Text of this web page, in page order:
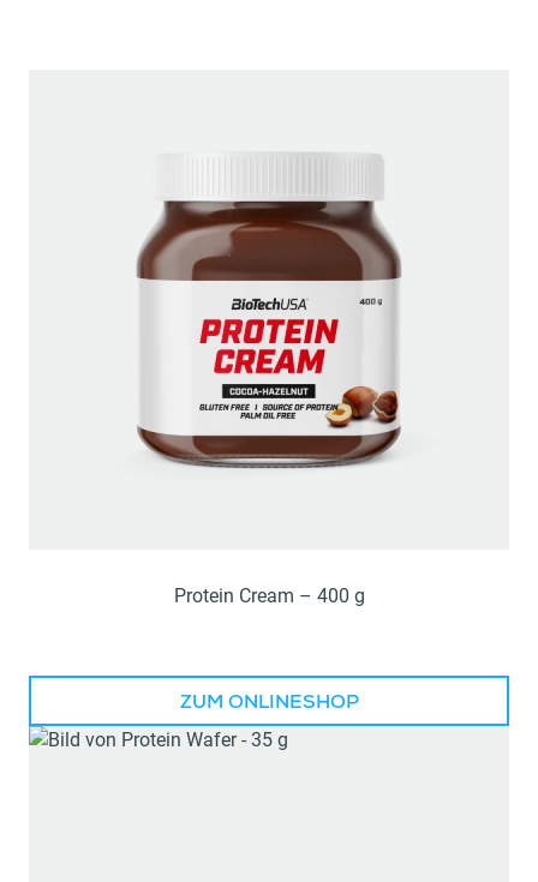
Protein Cream – 400 g
ZUM ONLINESHOP